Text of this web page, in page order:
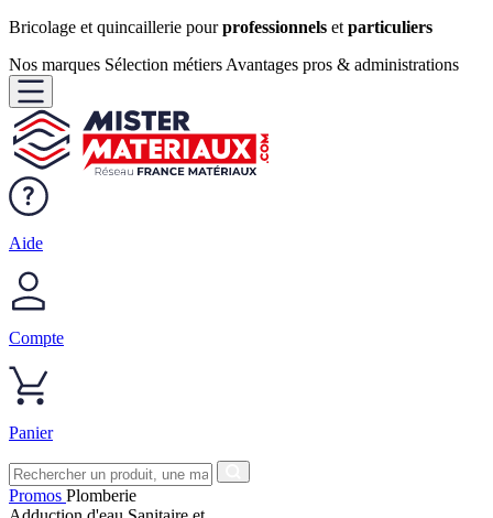
Bricolage et quincaillerie pourprofessionnels et particuliers
Nos marques Sélection métiers Avantages pros & administrations
Aide
Compte
Panier
Promos Plomberie